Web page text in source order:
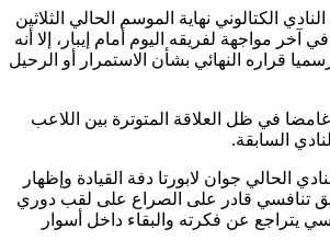
الكتالوني نهاية الموسم الحالي الثلاثين
آخر مواجهة لفريقه اليوم أمام إيبار، إلا أنه
قراره النهائي بشأن الاستمرار أو الرحيل
في ظل العلاقة المتوترة بين اللاعب
الحالي جوان لابورتا دفة القيادة وإظهار
تنافسي قادر على الصراع على لقب دوري
يتراجع عن فكرته والبقاء داخل أسوار